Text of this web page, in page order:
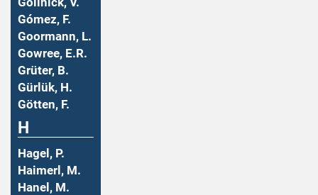
Gómez, F.
Goormann, L.
Gowree, E.R.
Grüter, B.
Gürlük, H.
Götten, F.
H
Hagel, P.
Haimerl, M.
Hanel, M.